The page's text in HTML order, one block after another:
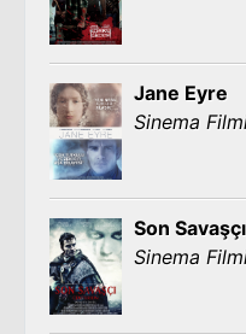
Jane Eyre
Sinema
Son Savaşçı
Sinema